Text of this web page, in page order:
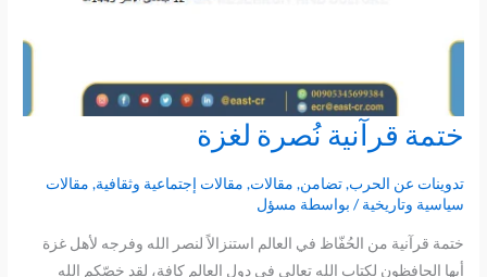
ختمة قرآنية نُصرة لغزة
تدوينات عن الحرب,تضامن, مقالات, مقالات إجتماعية وثقافية, مقالات
سياسية وتاريخية/ بواسطة مسؤل
ختمة قرآنية من الحُفّاظ في العالم استنزالاً لنصر الله وفرجه لأهل غزة
أيها الحافظون لكتاب الله تعالى في دول العالم كافة، لقد خصّكم الله
ختمة
نُصرة
لغزة